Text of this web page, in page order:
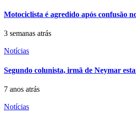
Motociclista é agredido após confusão
3 semanas atrás
Notícias
Segundo colunista, irmã de Neymar
7 anos atrás
Notícias